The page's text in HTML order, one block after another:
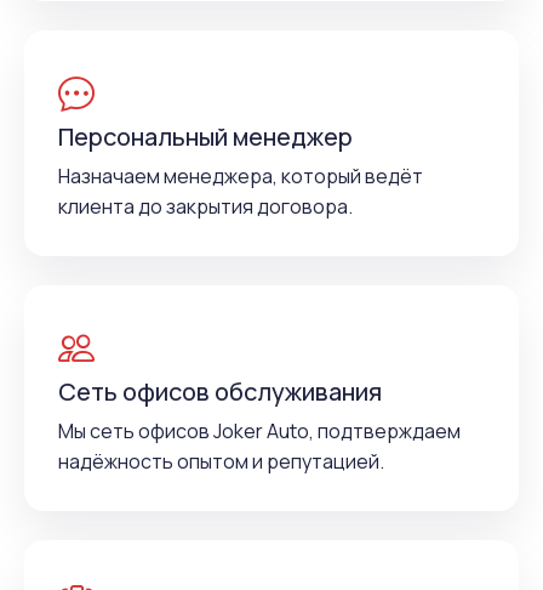
Персональный менеджер
Назначаем менеджера, который ведёт
клиента до закрытия договора.
Сеть офисов обслуживания
Мы сеть офисов Joker Auto, подтверждаем
надёжность опытом и репутацией.